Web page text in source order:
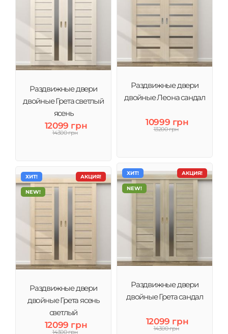
Раздвижные двери
двойные Леона сандал
10999 грн
13200 грн
Раздвижные двери
двойные Грета светлый
ясень
12099 грн
14300 грн
АКЦИЯ!
ХИТ!
NEW!
Раздвижные двери
двойные Грета сандал
12099 грн
14300 грн
АКЦИЯ!
ХИТ!
NEW!
Раздвижные двери
двойные Грета ясень
светлый
12099 грн
14300 грн